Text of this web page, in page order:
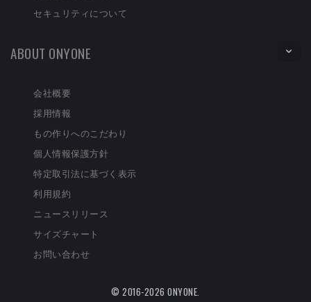
セキュリティについて
ABOUT ONYONE
会社概要
採用情報
もの作りへのこだわり
個人情報保護方針
特定取引法に基づく表示
利用規約
ニュースリリース
サイズチャート
お問い合わせ
© 2016-2026 ONYONE.